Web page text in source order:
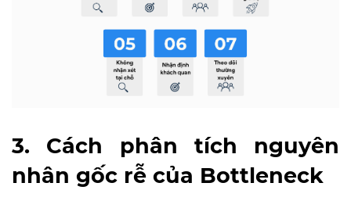
3. Cách phân tích nguyên
nhân gốc rễ của Bottleneck